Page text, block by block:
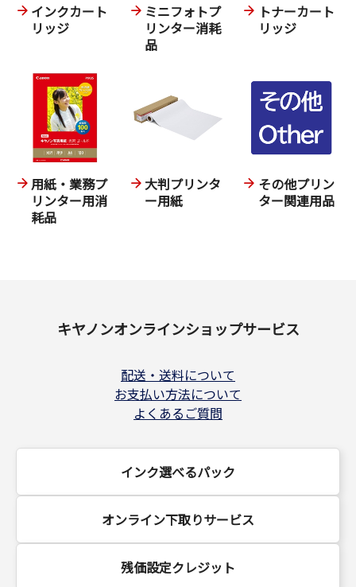
インクカート
リッジ
ミニフォトプ
リンター消耗
品
トナーカート
リッジ
用紙・業務プ
リンター用消
耗品
大判プリンタ
ー用紙
その他プリン
ター関連用品
キヤノンオンラインショップサービス
配送・送料について
お支払い方法について
よくあるご質問
インク選べるパック
オンライン下取りサービス
残価設定クレジット